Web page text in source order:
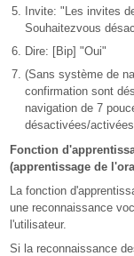
Invite: "Les invites
Souhaitezvous
Dire: [Bip] "Oui"
(Sans système de
confirmation sont
navigation de 7
désactivées/
Fonction
(apprentissage de
La fonction
une reconnaissance
l'utilisateur.
Si la reconnaissance